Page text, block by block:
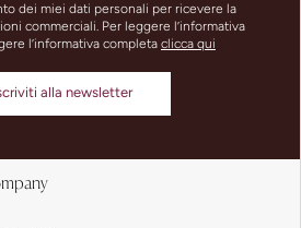
dei miei dati personali per ricevere la
commerciali. Per leggere l’informativa
l’informativa completa clicca qui
alla newsletter